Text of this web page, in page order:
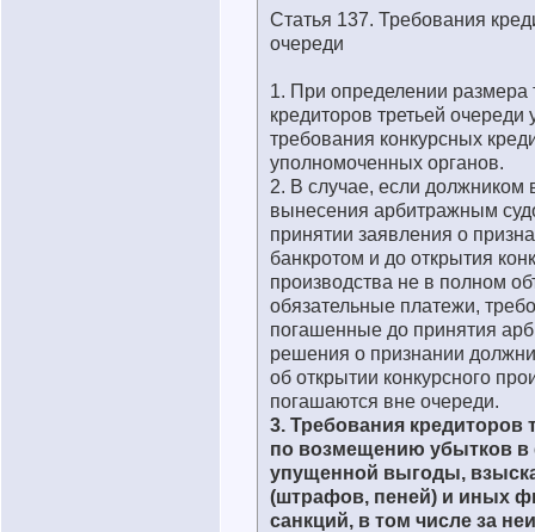
Статья 137. Требования
очереди
1. При определении размера
кредиторов третьей очереди
требования конкурсных
уполномоченных органов.
2. В случае, если должником
вынесения арбитражным
принятии заявления о
банкротом и до открытия
производства не в полном
обязательные платежи,
погашенные до принятия
решения о признании
об открытии конкурсного
погашаются вне очереди.
3. Требования кредиторов
по возмещению убытков
упущенной выгоды,
(штрафов, пеней) и иных
санкций, в том числе за